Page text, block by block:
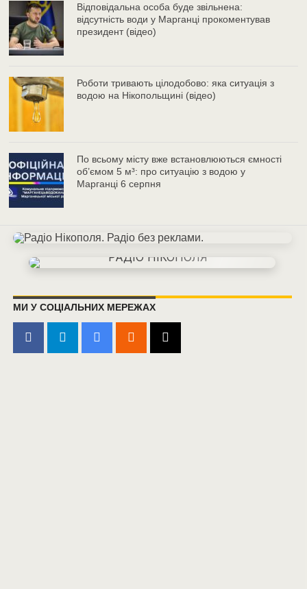
Відповідальна особа буде звільнена:
відсутність води у Марганці прокоментував
президент (відео)
Роботи тривають цілодобово: яка ситуація з
водою на Нікопольщині (відео)
По всьому місту вже встановлюються ємності
об’ємом 5 м³: про ситуацію з водою у
Марганці 6 серпня
МИ У СОЦІАЛЬНИХ МЕРЕЖАХ